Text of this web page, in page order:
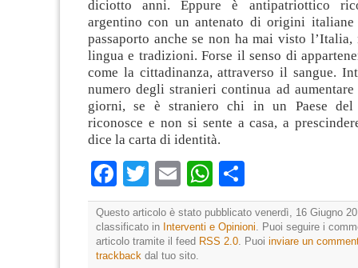
diciotto anni. Eppure è antipatriottico
argentino con un antenato di origini
passaporto anche se non ha mai visto l’Italia,
lingua e tradizioni. Forse il senso di
come la cittadinanza, attraverso il sangue.
numero degli stranieri continua ad
giorni, se è straniero chi in un Paese del
riconosce e non si sente a casa, a
dice la carta di identità.
Facebook
Twitter
EmailWhatsApp
Questo articolo è stato pubblicato venerdì, 16 Giugno
classificato in Interventi e Opinioni . Puoi seguire i
articolo tramite il feed RSS 2.0 . Puoi inviare un
trackback dal tuo sito.